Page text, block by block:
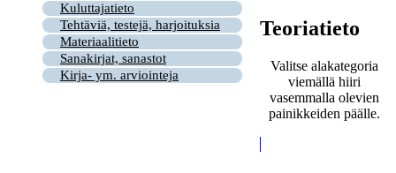
Kuluttajatieto
Tehtäviä, testejä, harjoituksia
Materiaalitieto
Sanakirjat, sanastot
Kirja- ym. arviointeja
Teoriatieto
Valitse alakategoria
viemällä hiiri
vasemmalla olevien
painikkeiden päälle.